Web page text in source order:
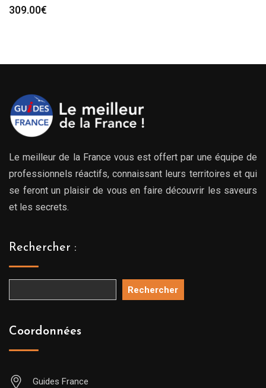
309.00€
Le meilleur de la France vous est offert par une équipe de
professionnels réactifs, connaissant leurs territoires et qui
se feront un plaisir de vous en faire découvrir les saveurs
et les secrets.
Rechercher :
Rechercher
Coordonnées
Guides France